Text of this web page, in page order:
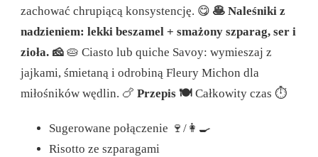
zachować chrupiącą konsystencję. 😋 🥞 Naleśniki z
nadzieniem: lekki beszamel + smażony szparag, ser i
zioła. 🧀 🥧 Ciasto lub quiche Savoy: wymieszaj z
jajkami, śmietaną i odrobiną Fleury Michon dla
miłośników wędlin. 🍗 Przepis 🍽️ Całkowity czas ⏱️
Sugerowane połączenie 🍷/👩‍🍳
Risotto ze szparagami